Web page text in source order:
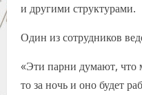
и другими структурами.
Один из сотрудников
«Эти парни думают, что
то за ночь и оно будет